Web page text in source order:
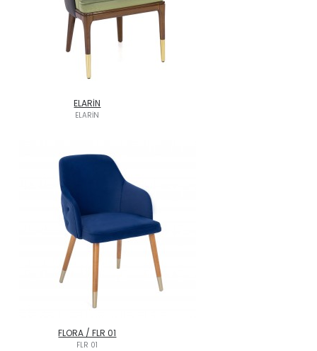
ELARİN
ELARİN
FLORA / FLR 01
FLR 01